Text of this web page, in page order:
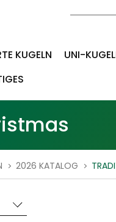
KUGELN UNI-
2026 KATALOG